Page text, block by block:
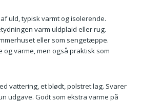
uld, typisk varmt og isolerende.
varm uldplaid eller rug.
eller som sengetæppe.
varme, men også praktisk som
vattering, et blødt, polstret lag. Svarer
udgave. Godt som ekstra varme på